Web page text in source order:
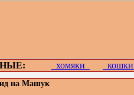
хомяки кошки
на Машук